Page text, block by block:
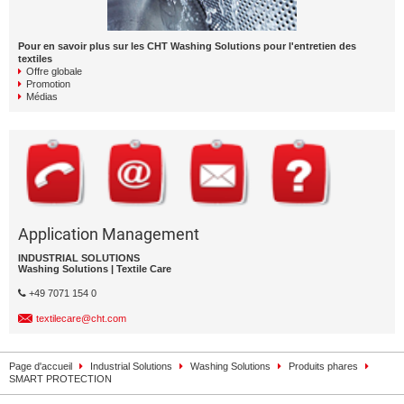
Pour en savoir plus sur les CHT Washing Solutions pour l'entretien des
textiles
Offre globale
Promotion
Médias
Application Management
INDUSTRIAL SOLUTIONS
Washing Solutions | Textile Care
+49 7071 154 0
textilecare@cht.com
Page d'accueil Industrial Solutions Washing Solutions
Produits phares
SMART PROTECTION